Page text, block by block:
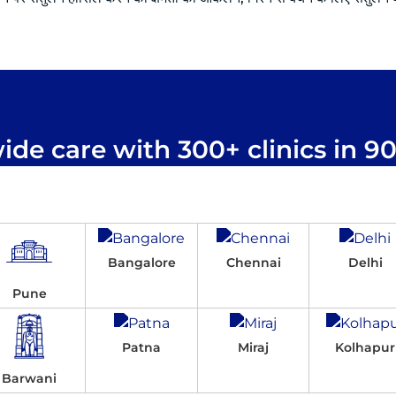
care with 300+ clinics in
Pune
Bangalore Chennai Delhi
Barwani
Patna Miraj Kolhapur